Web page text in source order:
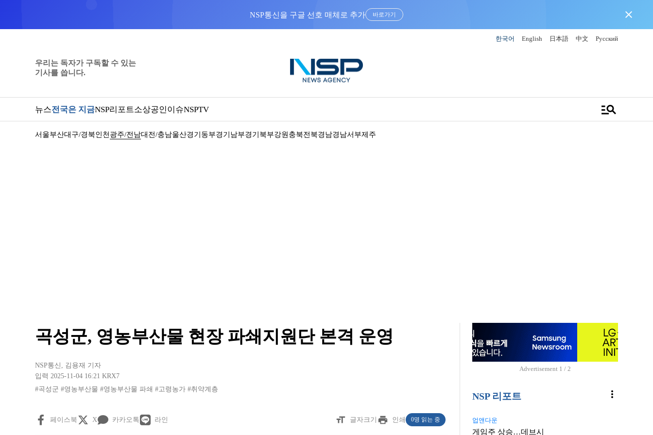
NSP통신을 구글 선호 매체로 추가 바로가기 close
한국어 English 日本語 中文 Русский
우리는 독자가 구독할 수 있는
기사를 씁니다.
뉴스전국은 지금NSP리포트소상공인이슈NSPTV manage_search
서울부산대구/경북인천 광주/전남대전/충남울산경기동부경기남부경기북부강원 충북전북경남경남서부제주
곡성군, 영농부산물 현장 파쇄지원단 본격 운영
NSP통신 , 김용재 기자
입력 2025-11-04 16:21 KRX7
#곡성군 #영농부산물 #영농부산물 파쇄 #고령농가 #취약계층
페이스북 X 카카오톡 라인 format_size 글자크기 print 인쇄 0명 읽는 중
Advertisement 1 / 2
NSP 리포트 more_vert
업앤다운
게임주 상승…데브시